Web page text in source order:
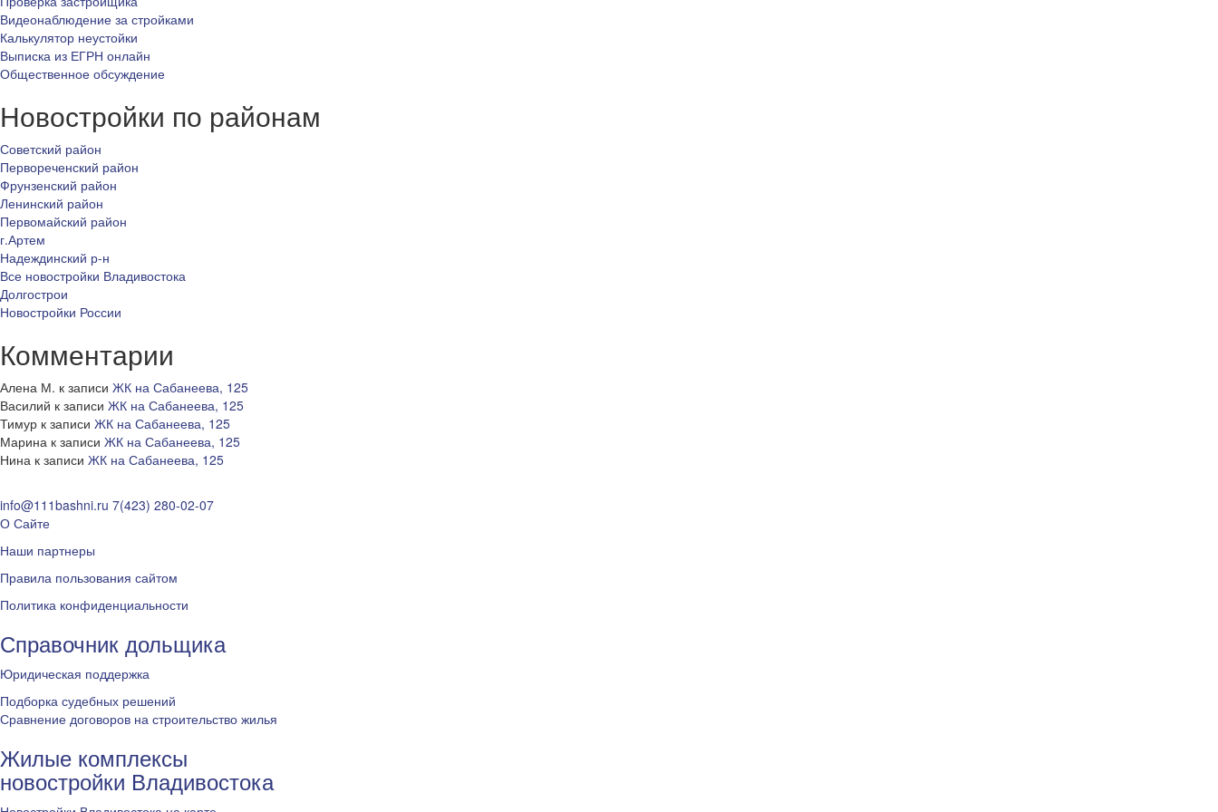
Видеонаблюдение за стройками
Калькулятор неустойки
Выписка из ЕГРН онлайн
Общественное обсуждение
Новостройки по районам
Советский район
Первореченский район
Фрунзенский район
Ленинский район
Первомайский район
г.Артем
Надеждинский р-н
Все новостройки Владивостока
Долгострои
Новостройки России
Комментарии
Алена М. к записи ЖК на Сабанеева, 125
Василий к записи ЖК на Сабанеева, 125
Тимур к записи ЖК на Сабанеева, 125
Марина к записи ЖК на Сабанеева, 125
Нина к записи ЖК на Сабанеева, 125
info@111bashni.ru 7(423) 280-02-07
О Сайте
Наши партнеры
Правила пользования сайтом
Политика конфиденциальности
Справочник дольщика
Юридическая поддержка
Подборка судебных решений
Сравнение договоров на строительство жилья
Жилые комплексы
новостройки Владивостока